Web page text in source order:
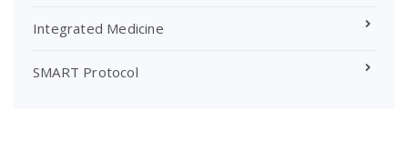
Integrated Medicine
SMART Protocol